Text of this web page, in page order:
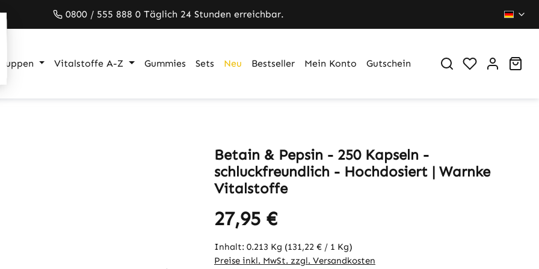
0800 / 555 888 0 Täglich 24 Stunden erreichbar.
Vitalstoffe A-Z Gummies Sets Neu Bestseller Mein Konto Gutschein Du hast 0
Betain & Pepsin - 250 Kapseln -
schluckfreundlich - Hochdosiert | Warnke
Vitalstoffe
27,95 €
Inhalt: 0.213 Kg (131,22 € / 1 Kg)
Preise inkl. MwSt. zzgl. Versandkosten